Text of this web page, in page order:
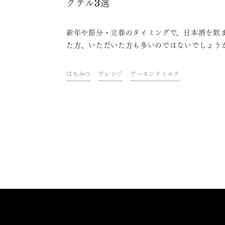
クテル3選
新年や節分・立春のタイミングで、日本酒を飲
た方、いただいた方も多いのではないでしょう
と趣向を変えて、アレンジで楽しんでみません
か？ ドリンク&フードクリエイター・青山金魚
はちみつ アレンジ アーモンドミルク